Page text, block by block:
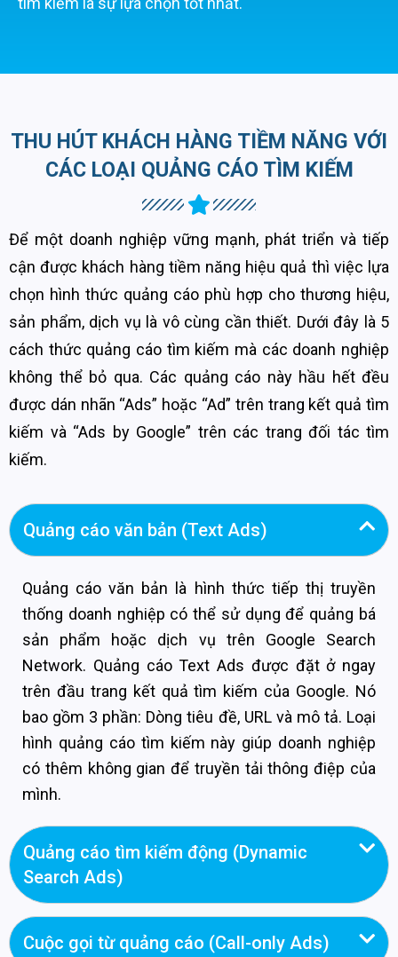
THU HÚT KHÁCH HÀNG TIỀM NĂNG VỚI
CÁC LOẠI QUẢNG CÁO TÌM KIẾM
Để một doanh nghiệp vững mạnh, phát triển và tiếp
cận được khách hàng tiềm năng hiệu quả thì việc lựa
chọn hình thức quảng cáo phù hợp cho thương hiệu,
sản phẩm, dịch vụ là vô cùng cần thiết. Dưới đây là 5
cách thức quảng cáo tìm kiếm mà các doanh nghiệp
không thể bỏ qua. Các quảng cáo này hầu hết đều
được dán nhãn “Ads” hoặc “Ad” trên trang kết quả tìm
kiếm và “Ads by Google” trên các trang đối tác tìm
kiếm.
Quảng cáo văn bản (Text Ads)
Quảng cáo văn bản là hình thức tiếp thị truyền
thống doanh nghiệp có thể sử dụng để quảng bá
sản phẩm hoặc dịch vụ trên Google Search
Network. Quảng cáo Text Ads được đặt ở ngay
trên đầu trang kết quả tìm kiếm của Google. Nó
bao gồm 3 phần: Dòng tiêu đề, URL và mô tả. Loại
hình quảng cáo tìm kiếm này giúp doanh nghiệp
có thêm không gian để truyền tải thông điệp của
mình.
Quảng cáo tìm kiếm động (Dynamic
Search Ads)
Cuộc gọi từ quảng cáo (Call-only Ads)